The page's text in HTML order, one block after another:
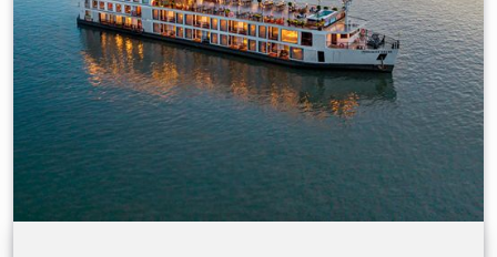
고 럭셔리 그룹 고객 모두에게 완벽한 여행을 제공
합니다.
들이 하롱베이의 가장 아름다운 항로를 따라 안전
하고 잊지 못할 항해를 이끌어드립니다.